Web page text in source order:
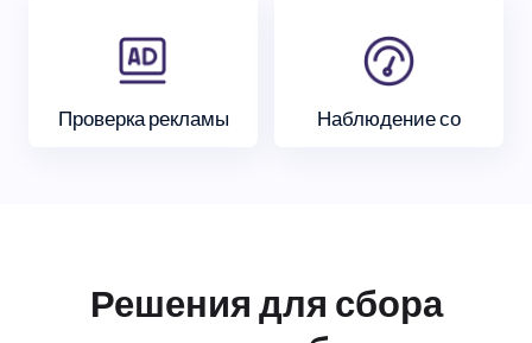
Проверка рекламы Наблюдение со
Решения для сбора